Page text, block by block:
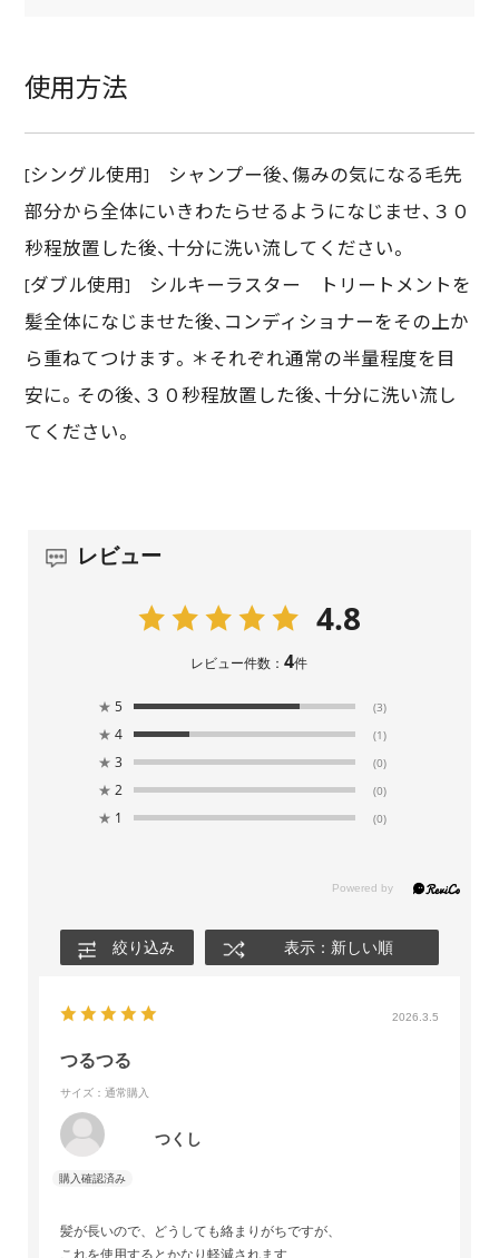
使用方法
[シングル使用] シャンプー後、傷みの気になる毛先
部分から全体にいきわたらせるようになじませ、３０
秒程放置した後、十分に洗い流してください。
[ダブル使用] シルキーラスター トリートメントを
髪全体になじませた後、コンディショナーをその上か
ら重ねてつけます。＊それぞれ通常の半量程度を目
安に。その後、３０秒程放置した後、十分に洗い流し
てください。
レビュー
4.8
レビュー件数：4件
★ 5 (3)
★ 4 (1)
★ 3 (0)
★ 2 (0)
★ 1 (0)
絞り込み 表示：新しい順
2026.3.5
つるつる
サイズ：通常購入
つくし
髪が長いので、どうしても絡まりがちですが、
これを使用するとかなり軽減されます